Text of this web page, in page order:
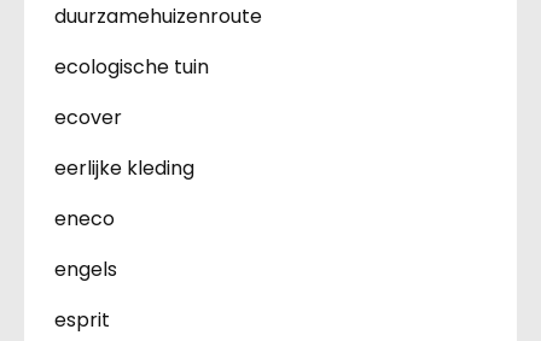
duurzamehuizenroute
ecologische tuin
ecover
eerlijke kleding
eneco
engels
esprit